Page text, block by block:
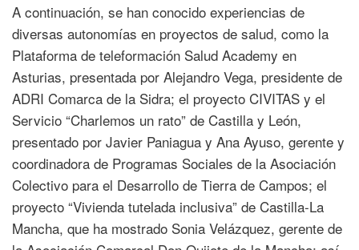
A continuación, se han conocido experiencias de
diversas autonomías en proyectos de salud, como la
Plataforma de teleformación Salud Academy en
Asturias, presentada por Alejandro Vega, presidente de
ADRI Comarca de la Sidra; el proyecto CIVITAS y el
Servicio “Charlemos un rato” de Castilla y León,
presentado por Javier Paniagua y Ana Ayuso, gerente y
coordinadora de Programas Sociales de la Asociación
Colectivo para el Desarrollo de Tierra de Campos; el
proyecto “Vivienda tutelada inclusiva” de Castilla-La
Mancha, que ha mostrado Sonia Velázquez, gerente de